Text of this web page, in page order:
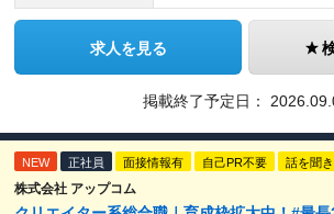
求人を見る
掲載終了予定日：
NEW 正社員 面接情報有 自己PR不要 話を聞
株式会社 アップコム